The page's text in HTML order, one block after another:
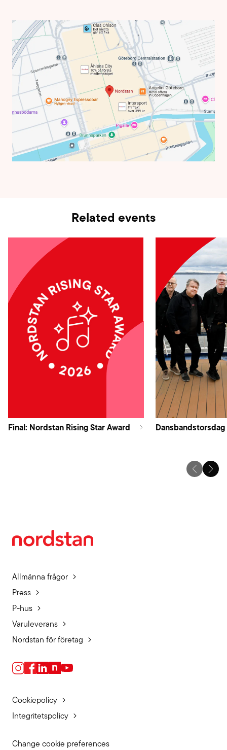
Related events
Final: Nordstan Rising Star Award
Allmänna frågor
Press
P-hus
Varuleverans
Nordstan för företag
Cookiepolicy
Integritetspolicy
Change cookie preferences